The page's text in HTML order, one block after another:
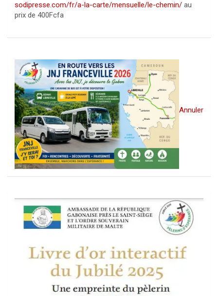
sodipresse.com/fr/a-la-carte/mensuelle/le-chemin/ au
prix de 400Fcfa
Annuler